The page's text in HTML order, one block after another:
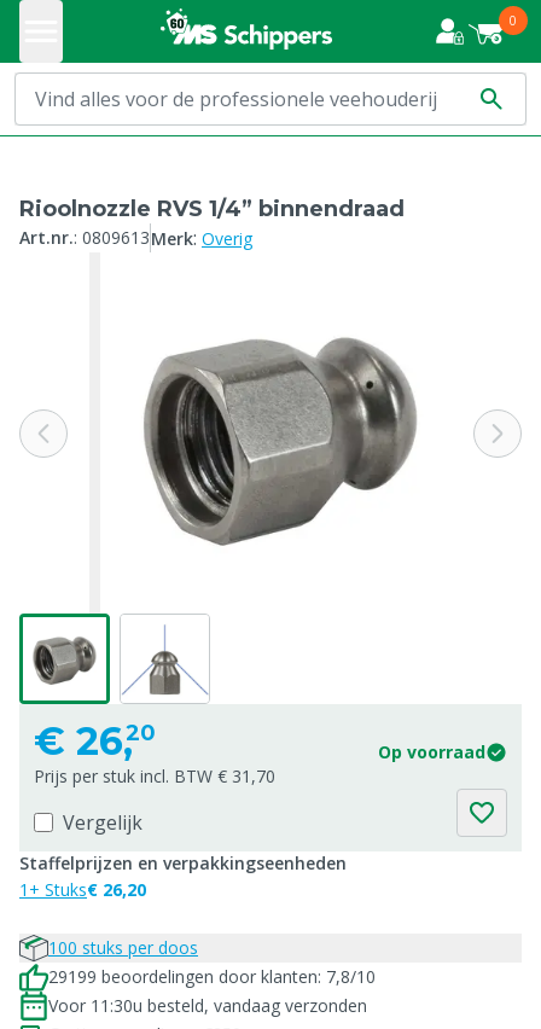
0
Rioolnozzle RVS 1/4” binnendraad
Art.nr.: 0809613Merk: Overig
€ 26,20
Op voorraad
Prijs per stuk incl. BTW € 31,70
Vergelijk
Staffelprijzen en verpakkingseenheden
1+ Stuks€ 26,20
100 stuks per doos
29199 beoordelingen door klanten: 7,8/10
Voor 11:30u besteld, vandaag verzonden